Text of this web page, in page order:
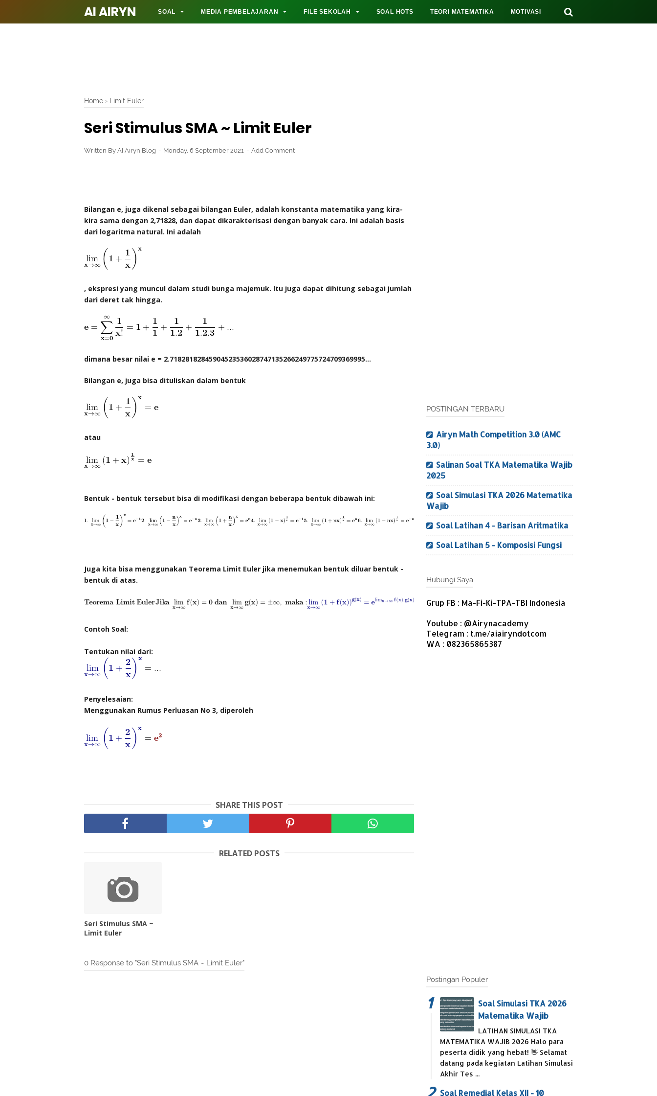
AI AIRYN SOAL MEDIA PEMBELAJARAN FILE SEKOLAH SOAL HOTS TEORI MATEMATIKA MOTIVASI
Home › Limit Euler
Seri Stimulus SMA ~ Limit Euler
Written By AI Airyn Blog Monday, 6 September 2021 Add Comment
Bilangan e, juga dikenal sebagai bilangan Euler, adalah konstanta matematika yang kira-
kira sama dengan 2,71828, dan dapat dikarakterisasi dengan banyak cara. Ini adalah basis
dari logaritma natural. Ini adalah
, ekspresi yang muncul dalam studi bunga majemuk. Itu juga dapat dihitung sebagai jumlah
dari deret tak hingga.
dimana besar nilai e = 2.71828182845904523536028747135266249775724709369995...
Bilangan e, juga bisa dituliskan dalam bentuk
atau
Bentuk - bentuk tersebut bisa di modifikasi dengan beberapa bentuk dibawah ini:
Juga kita bisa menggunakan Teorema Limit Euler jika menemukan bentuk diluar bentuk -
bentuk di atas.
Contoh Soal:
Tentukan nilai dari:
Penyelesaian:
Menggunakan Rumus Perluasan No 3, diperoleh
SHARE THIS POST
RELATED POSTS
Seri Stimulus SMA ~
Limit Euler
0 Response to "Seri Stimulus SMA ~ Limit Euler"
POSTINGAN TERBARU
Airyn Math Competition 3.0 (AMC
3.0)
Salinan Soal TKA Matematika Wajib
2025
Soal Simulasi TKA 2026 Matematika
Wajib
Soal Latihan 4 - Barisan Aritmatika
Soal Latihan 5 - Komposisi Fungsi
Hubungi Saya
Grup FB : Ma-Fi-Ki-TPA-TBI Indonesia
Youtube : @Airynacademy
Telegram : t.me/aiairyndotcom
WA : 082365865387
Postingan Populer
Soal Simulasi TKA 2026
Matematika Wajib
LATIHAN SIMULASI TKA
MATEMATIKA WAJIB 2026 Halo para
peserta didik yang hebat! 👋 Selamat
datang pada kegiatan Latihan Simulasi
Akhir Tes ...
Soal Remedial Kelas XII - 10